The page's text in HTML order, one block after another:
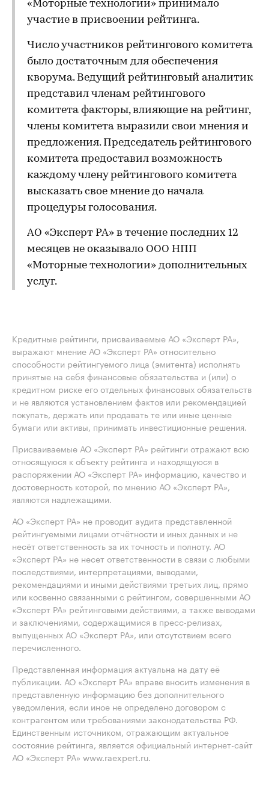
«Моторные технологии» принимало
участие в присвоении рейтинга.
Число участников рейтингового комитета
было достаточным для обеспечения
кворума. Ведущий рейтинговый аналитик
представил членам рейтингового
комитета факторы, влияющие на рейтинг,
члены комитета выразили свои мнения и
предложения. Председатель рейтингового
комитета предоставил возможность
каждому члену рейтингового комитета
высказать свое мнение до начала
процедуры голосования.
АО «Эксперт РА» в течение последних 12
месяцев не оказывало ООО НПП
«Моторные технологии» дополнительных
услуг.
Кредитные рейтинги, присваиваемые АО «Эксперт РА»,
выражают мнение АО «Эксперт РА» относительно
способности рейтингуемого лица (эмитента) исполнять
принятые на себя финансовые обязательства и (или) о
кредитном риске его отдельных финансовых обязательств
и не являются установлением фактов или рекомендацией
покупать, держать или продавать те или иные ценные
бумаги или активы, принимать инвестиционные решения.
Присваиваемые АО «Эксперт РА» рейтинги отражают всю
относящуюся к объекту рейтинга и находящуюся в
распоряжении АО «Эксперт РА» информацию, качество и
достоверность которой, по мнению АО «Эксперт РА»,
являются надлежащими.
АО «Эксперт РА» не проводит аудита представленной
рейтингуемыми лицами отчётности и иных данных и не
несёт ответственность за их точность и полноту. АО
«Эксперт РА» не несет ответственности в связи с любыми
последствиями, интерпретациями, выводами,
рекомендациями и иными действиями третьих лиц, прямо
или косвенно связанными с рейтингом, совершенными АО
«Эксперт РА» рейтинговыми действиями, а также выводами
и заключениями, содержащимися в пресс-релизах,
выпущенных АО «Эксперт РА», или отсутствием всего
перечисленного.
Представленная информация актуальна на дату её
публикации. АО «Эксперт РА» вправе вносить изменения в
представленную информацию без дополнительного
уведомления, если иное не определено договором с
контрагентом или требованиями законодательства РФ.
Единственным источником, отражающим актуальное
состояние рейтинга, является официальный интернет-сайт
АО «Эксперт РА» www.raexpert.ru.